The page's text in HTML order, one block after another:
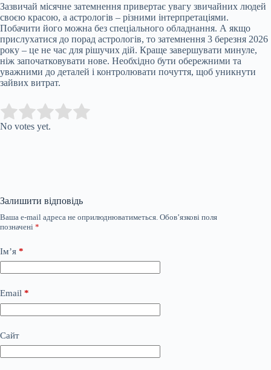
Зазвичай місячне затемнення привертає увагу звичайних людей
своєю красою, а астрологів – різними інтерпретаціями.
Побачити його можна без спеціального обладнання. А якщо
прислухатися до порад астрологів, то затемнення 3 березня 2026
року – це не час для рішучих дій. Краще завершувати минуле,
ніж започатковувати нове. Необхідно бути обережними та
уважними до деталей і контролювати почуття, щоб уникнути
зайвих витрат.
Rate this item:
No votes yet.
Залишити відповідь
Ваша e-mail адреса не оприлюднюватиметься. Обов’язкові поля
позначені *
Ім’я *
Email *
Сайт